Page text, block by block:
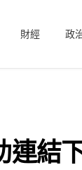
財經 政
結